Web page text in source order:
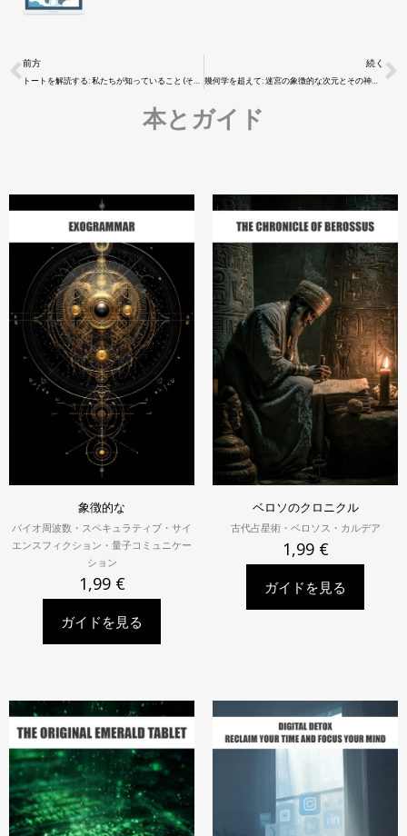
前方
トートを解読する: 私たちが知っていること (そして知らないこと) 古代エジプトで最も恐れられた書について
続く
幾何学を超えて: 迷宮の象徴的な次元とその神秘的な響き
本とガイド
象徴的な
バイオ周波数・スペキュラティブ・サイ
エンスフィクション・量子コミュニケー
ション
1,99 €
ガイドを見る
ベロソのクロニクル
古代占星術・ベロソス・カルデア
1,99 €
ガイドを見る